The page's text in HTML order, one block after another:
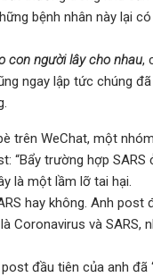
bệnh nhân này lại
con người lây cho nhau,
ngay lập tức chúng
trên WeChat, một
“Bẩy trường hợp
là một lầm lỡ tai hại.
hay không. Anh post
Coronavirus và SARS,
đầu tiên của anh đã